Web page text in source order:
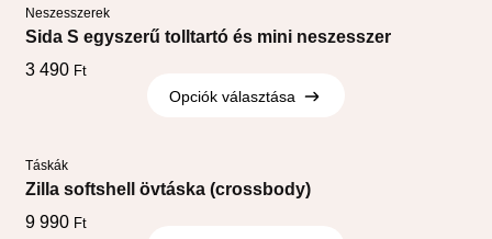
Neszesszerek
Sida S egyszerű tolltartó és mini neszesszer
3 490 Ft
Opciók választása
Táskák
Zilla softshell övtáska (crossbody)
9 990 Ft